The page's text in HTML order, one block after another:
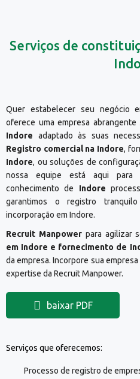
Serviços de
Quer estabelecer seu negócio
oferece uma empresa abrangente
Indore adaptado às suas
Registro comercial na Indore,
Indore, ou soluções de
nossa equipe está aqui para
conhecimento de Indore
garantimos o registro
incorporação em Indore.
Recruit Manpowerpara agilizar
em Indore e fornecimento de
da empresa. Incorpore sua
expertise da Recruit Manpower.
baixar PDF
Serviços que oferecemos:
Processo de registro de